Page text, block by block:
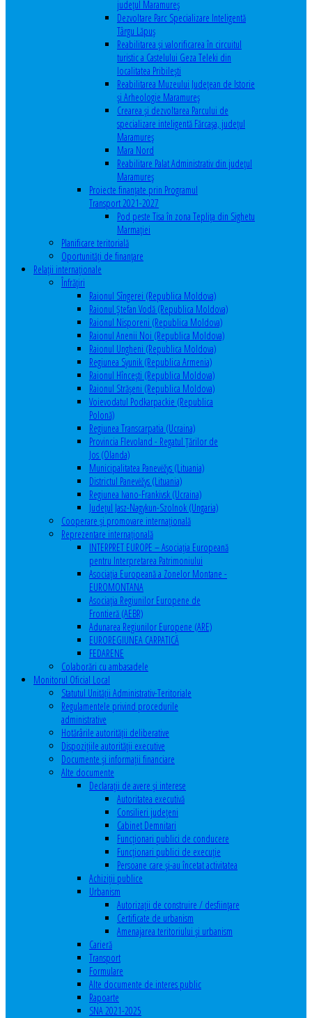
județul Maramureș
Dezvoltare Parc Specializare Inteligentă
Târgu Lăpuș
Reabilitarea și valorificarea în circuitul
turistic a Castelului Geza Teleki din
localitatea Pribilești
Reabilitarea Muzeului Județean de Istorie
și Arheologie Maramureș
Crearea și dezvoltarea Parcului de
specializare inteligentă Fărcașa, județul
Maramureș
Mara Nord
Reabilitare Palat Administrativ din județul
Maramureș
Proiecte finanțate prin Programul
Transport 2021-2027
Pod peste Tisa în zona Teplița din Sighetu
Marmației
Planificare teritorială
Oportunităţi de finanţare
Relaţii internaţionale
Înfrăţiri
Raionul Sîngerei (Republica Moldova)
Raionul Ștefan Vodă (Republica Moldova)
Raionul Nisporeni (Republica Moldova)
Raionul Anenii Noi (Republica Moldova)
Raionul Ungheni (Republica Moldova)
Regiunea Syunik (Republica Armenia)
Raionul Hîncești (Republica Moldova)
Raionul Străşeni (Republica Moldova)
Voievodatul Podkarpackie (Republica
Polonă)
Regiunea Transcarpatia (Ucraina)
Provincia Flevoland - Regatul Ţărilor de
Jos (Olanda)
Municipalitatea Panevėžys (Lituania)
Districtul Panevėžys (Lituania)
Regiunea Ivano-Frankivsk (Ucraina)
Judeţul Jasz-Nagykun-Szolnok (Ungaria)
Cooperare şi promovare internaţională
Reprezentare internaţională
INTERPRET EUROPE – Asociația Europeană
pentru Interpretarea Patrimoniului
Asociația Europeană a Zonelor Montane -
EUROMONTANA
Asociația Regiunilor Europene de
Frontieră (AEBR)
Adunarea Regiunilor Europene (ARE)
EUROREGIUNEA CARPATICĂ
FEDARENE
Colaborări cu ambasadele
Monitorul Oficial Local
Statutul Unităţii Administrativ-Teritoriale
Regulamentele privind procedurile
administrative
Hotărârile autorităţii deliberative
Dispoziţiile autorităţii executive
Documente şi informaţii financiare
Alte documente
Declaraţii de avere şi interese
Autoritatea executivă
Consilieri judeţeni
Cabinet Demnitari
Funcţionari publici de conducere
Funcționari publici de execuție
Persoane care şi-au încetat activitatea
Achiziţii publice
Urbanism
Autorizații de construire / desființare
Certificate de urbanism
Amenajarea teritoriului şi urbanism
Carieră
Transport
Formulare
Alte documente de interes public
Rapoarte
SNA 2021-2025